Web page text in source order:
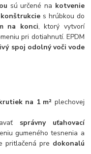
sú určené na kotvenie
s hrúbkou do
na konci, ktorý vytvorí
pri dotiahnutí. EPDM
spoj odolný voči vode
na 1 m² plechovej
správny uťahovací
gumeného tesnenia a
pritlačená pre dokonalú